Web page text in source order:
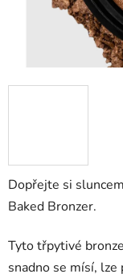
Dopřejte si
Baked Bronzer.
Tyto třpytivé
snadno se mísí,